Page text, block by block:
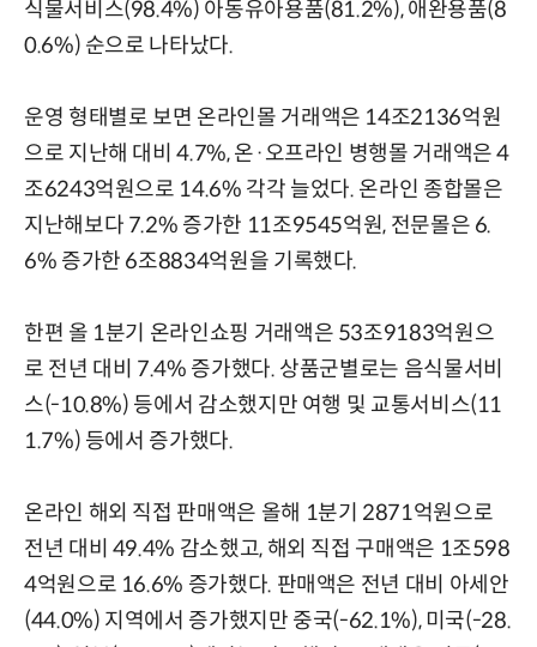
식물서비스(98.4%) 아동유아용품(81.2%), 애완용품(8
0.6%) 순으로 나타났다.
운영 형태별로 보면 온라인몰 거래액은 14조2136억원
으로 지난해 대비 4.7%, 온·오프라인 병행몰 거래액은 4
조6243억원으로 14.6% 각각 늘었다. 온라인 종합몰은
지난해보다 7.2% 증가한 11조9545억원, 전문몰은 6.
6% 증가한 6조8834억원을 기록했다.
한편 올 1분기 온라인쇼핑 거래액은 53조9183억원으
로 전년 대비 7.4% 증가했다. 상품군별로는 음식물서비
스(-10.8%) 등에서 감소했지만 여행 및 교통서비스(11
1.7%) 등에서 증가했다.
온라인 해외 직접 판매액은 올해 1분기 2871억원으로
전년 대비 49.4% 감소했고, 해외 직접 구매액은 1조598
4억원으로 16.6% 증가했다. 판매액은 전년 대비 아세안
(44.0%) 지역에서 증가했지만 중국(-62.1%), 미국(-28.